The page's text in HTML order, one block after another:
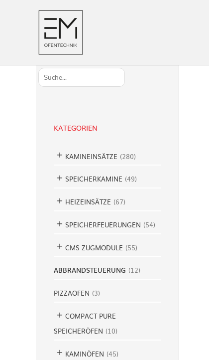
S
u
KATEGORIEN
KAMINEINSÄTZE (280)
SPEICHERKAMINE (49)
HEIZEINSÄTZE (67)
SPEICHERFEUERUNGEN (54)
CMS ZUGMODULE (55)
ABBRANDSTEUERUNG (12)
PIZZAOFEN (3)
COMPACT PURE
SPEICHERÖFEN (10)
KAMINÖFEN (45)